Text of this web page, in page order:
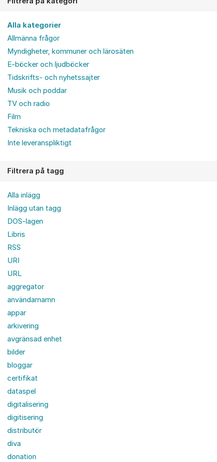
Alla kategorier
Allmänna frågor
Myndigheter, kommuner och lärosäten
E-böcker och ljudböcker
Tidskrifts- och nyhetssajter
Musik och poddar
TV och radio
Film
Tekniska och metadatafrågor
Inte leveranspliktigt
Filtrera på tagg
Alla inlägg
Inlägg utan tagg
DOS-lagen
Libris
RSS
URI
URL
aggregator
användarnamn
appar
arkivering
avgränsad enhet
bilder
bloggar
certifikat
dataspel
digitalisering
digitisering
distributör
diva
donation